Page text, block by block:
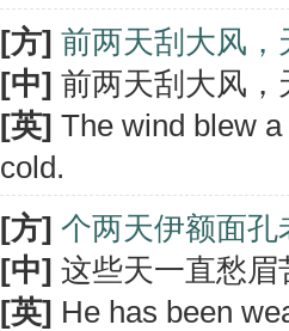
[方] 前两天刮大风，
[中] 前两天刮大风，
[英] The wind blew
cold.
[方] 个两天伊额面孔
[中] 这些天一直愁眉
[英] He has been